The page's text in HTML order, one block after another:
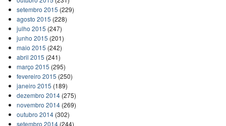
setembro 2015 (229)
agosto 2015 (228)
julho 2015 (247)
junho 2015 (201)
maio 2015 (242)
abril 2015 (241)
março 2015 (295)
fevereiro 2015 (250)
janeiro 2015 (189)
dezembro 2014(275)
novembro 2014(269)
outubro 2014(302)
setembro 2014(244)